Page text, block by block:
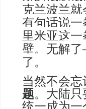
克兰波兰
有句话说
里米亚这
壁。无解
了。
当然不会忘
题。大陆